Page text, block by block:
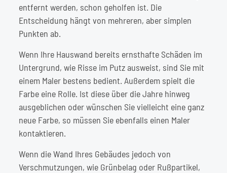
entfernt werden, schon geholfen ist. Die
Entscheidung hängt von mehreren, aber simplen
Punkten ab.
Wenn Ihre Hauswand bereits ernsthafte Schäden im
Untergrund, wie Risse im Putz ausweist, sind Sie mit
einem Maler bestens bedient. Außerdem spielt die
Farbe eine Rolle. Ist diese über die Jahre hinweg
ausgeblichen oder wünschen Sie vielleicht eine ganz
neue Farbe, so müssen Sie ebenfalls einen Maler
kontaktieren.
Wenn die Wand Ihres Gebäudes jedoch von
Verschmutzungen, wie Grünbelag oder Rußpartikel,